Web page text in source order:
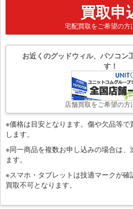
買取申
宅配買取をご希望の方
お近くのグッドウィル、パソコン
す！
店舗買取をご希望の方
※価格は目安となります。傷や欠品等で
します。
※同一商品を複数お申し込みの場合は、
ます。
※スマホ・タブレットは技適マークが
買取不可となります。